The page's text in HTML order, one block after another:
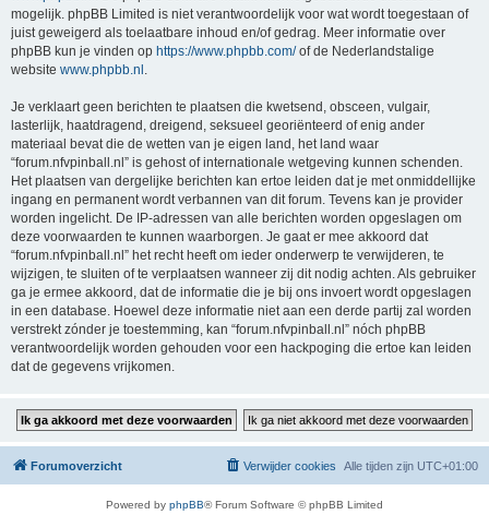
mogelijk. phpBB Limited is niet verantwoordelijk voor wat wordt toegestaan of
juist geweigerd als toelaatbare inhoud en/of gedrag. Meer informatie over
phpBB kun je vinden op https://www.phpbb.com/of de Nederlandstalige
website www.phpbb.nl .
Je verklaart geen berichten te plaatsen die kwetsend, obsceen, vulgair,
lasterlijk, haatdragend, dreigend, seksueel georiënteerd of enig ander
materiaal bevat die de wetten van je eigen land, het land waar
“forum.nfvpinball.nl” is gehost of internationale wetgeving kunnen schenden.
Het plaatsen van dergelijke berichten kan ertoe leiden dat je met onmiddellijke
ingang en permanent wordt verbannen van dit forum. Tevens kan je provider
worden ingelicht. De IP-adressen van alle berichten worden opgeslagen om
deze voorwaarden te kunnen waarborgen. Je gaat er mee akkoord dat
“forum.nfvpinball.nl” het recht heeft om ieder onderwerp te verwijderen, te
wijzigen, te sluiten of te verplaatsen wanneer zij dit nodig achten. Als gebruiker
ga je ermee akkoord, dat de informatie die je bij ons invoert wordt opgeslagen
in een database. Hoewel deze informatie niet aan een derde partij zal worden
verstrekt zónder je toestemming, kan “forum.nfvpinball.nl” nóch phpBB
verantwoordelijk worden gehouden voor een hackpoging die ertoe kan leiden
dat de gegevens vrijkomen.
Forumoverzicht Alle tijden zijn UTC+01:00
Verwijder cookies
Powered by phpBB® Forum Software © phpBB Limited